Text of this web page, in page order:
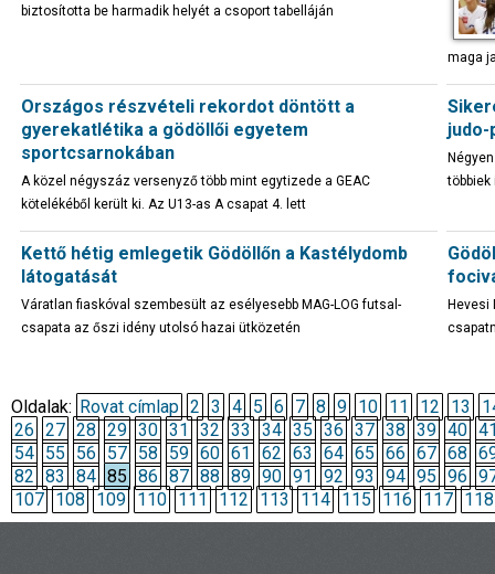
biztosította be harmadik helyét a csoport tabelláján
maga
Országos részvételi rekordot döntött a
gyerekatlétika a gödöllői egyetem
sportcsarnokában
A közel négyszáz versenyző több mint egytizede a GEAC
kötelékéből került ki. Az U13-as A csapat 4. lett
judo-
Kettő hétig emlegetik Gödöllőn a Kastélydomb
látogatását
Váratlan fiaskóval szembesült az esélyesebb MAG-LOG futsal-
csapata az őszi idény utolsó hazai ütközetén
Oldalak: Rovat címlap 2 3 4 5 6 7 8 9 10 11 12 13
26 27 28 29 30 31 32 33 34 35 36 37 38 39 40
54 55 56 57 58 59 60 61 62 63 64 65 66 67 68
82 83 84 85 86 87 88 89 90 91 92 93 94 95 96
107 108 109 110 111 112 113 114 115 116 117 118